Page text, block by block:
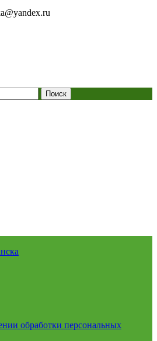
обработки персональных